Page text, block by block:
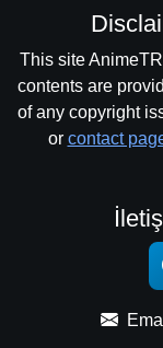
This site
contents are
of any copyright
or contact